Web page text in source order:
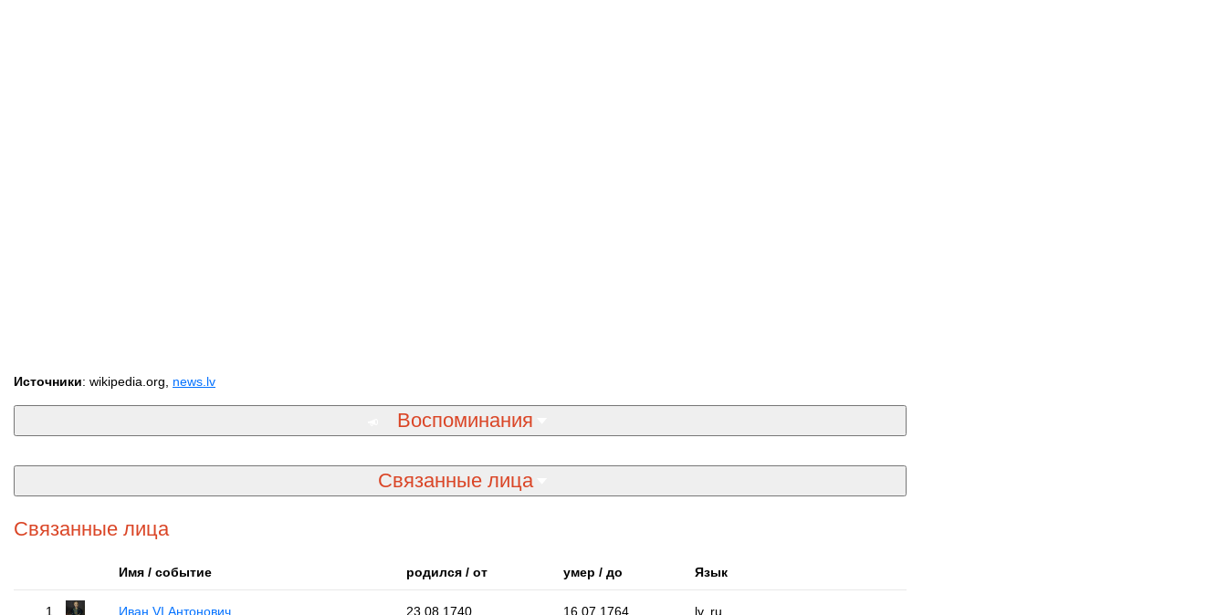
Источники: wikipedia.org, news.lv
Воспоминания
Связанные лица
Связанные лица
Имя / событие родился / от умер / до Язык
1 Иван VI Антонович 23.08.1740 16.07.1764 lv, ru